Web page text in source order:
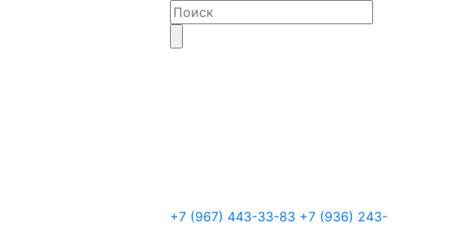
+7 (967) 443-33-83 +7 (936) 243-